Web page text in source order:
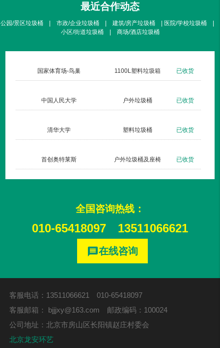
最近合作动态
公园/景区垃圾桶 | 市政/企业垃圾桶 | 建筑/房产垃圾桶 | 医院/学校垃圾桶 |
小区/街道垃圾桶 | 商场/酒店垃圾桶
国家体育场-鸟巢 1100L塑料垃圾箱 已收货
中国人民大学 户外垃圾桶 已收货
清华大学 塑料垃圾桶 已收货
首创奥特莱斯 户外垃圾桶及座椅 已收货
全国咨询热线：
010-65418097 13511066621
message在线咨询
客服电话：13511066621 010-65418097
客服邮箱： bjjjxy@163.com 邮政编码：100024
公司地址：北京市房山区长阳镇赵庄村委会
北京龙安环艺